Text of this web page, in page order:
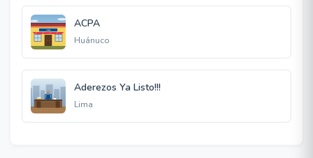
ACPA
Huánuco
Aderezos Ya Listo!!!
Lima